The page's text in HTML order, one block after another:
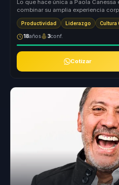
Lo que hace única a Paola Canessa
combinar su amplia experiencia
transformadora del lider...
Productividad Liderazgo Cultura
18años 3conf.
Cotizar